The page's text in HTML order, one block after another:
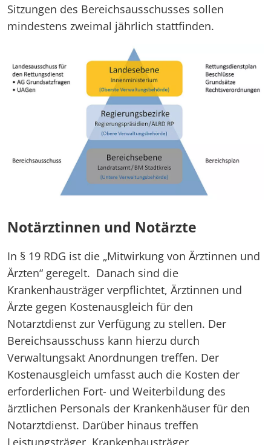
Sitzungen des Bereichsausschusses sollen
mindestens zweimal jährlich stattfinden.
Notärztinnen und Notärzte
In § 19 RDG ist die „Mitwirkung von Ärztinnen und
Ärzten“ geregelt. Danach sind die
Krankenhausträger verpflichtet, Ärztinnen und
Ärzte gegen Kostenausgleich für den
Notarztdienst zur Verfügung zu stellen. Der
Bereichsausschuss kann hierzu durch
Verwaltungsakt Anordnungen treffen. Der
Kostenausgleich umfasst auch die Kosten der
erforderlichen Fort- und Weiterbildung des
ärztlichen Personals der Krankenhäuser für den
Notarztdienst. Darüber hinaus treffen
Leistungsträger, Krankenhausträger,